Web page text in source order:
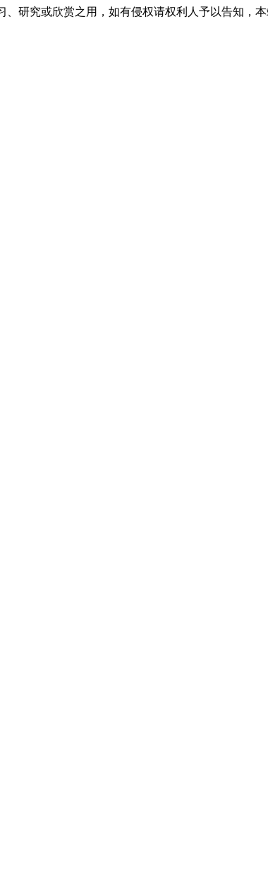
研究或欣赏之用，如有侵权请权利人予以告知，